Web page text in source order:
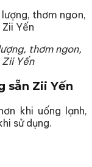
thơm ngon,
Yến
sẵn Zii Yến
khi uống lạnh,
sử dụng.